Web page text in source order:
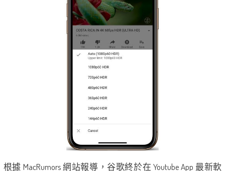
根據 MacRumors 網站報導，谷歌終於在 Youtube App 最新軟